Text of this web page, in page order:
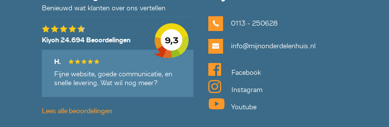
Benieuwd wat klanten over ons vertellen
9,3
Kiyoh 24.694 Beoordelingen
H.
Fijne website, goede communicatie, en
snelle levering. Wat wil nog meer?
Lees alle beoordelingen
0113 - 250628
info@mijnonderdelenhuis.nl
Facebook
Instagram
Youtube